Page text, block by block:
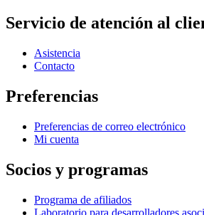
Servicio de atención al
Asistencia
Contacto
Preferencias
Preferencias de correo electrónico
Mi cuenta
Socios y programas
Programa de afiliados
Laboratorio para desarrolladores